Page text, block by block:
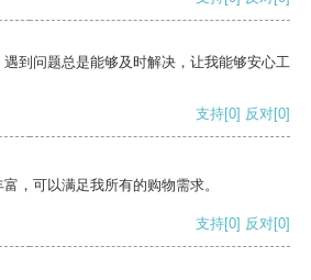
到问题总是能够及时解决，让我能够安心工
支持[0] 反对[0]
，可以满足我所有的购物需求。
支持[0] 反对[0]